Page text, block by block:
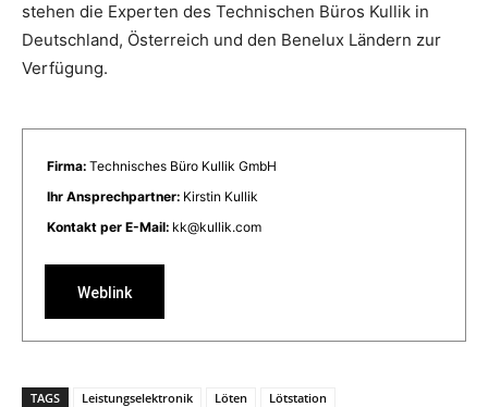
stehen die Experten des Technischen Büros Kullik in
Deutschland, Österreich und den Benelux Ländern zur
Verfügung.
Firma: Technisches Büro Kullik GmbH
Ihr Ansprechpartner: Kirstin Kullik
Kontakt per E-Mail: kk@kullik.com
Weblink
TAGS Leistungselektronik Löten Lötstation